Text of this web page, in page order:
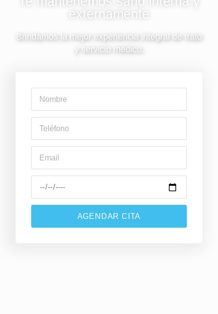
externamente
Brindamos la mejor experiencia integral de trato
y servicio médico.
AGENDAR CITA